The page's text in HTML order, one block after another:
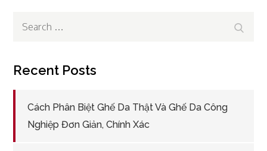
Search
Recent Posts
Cách Phân Biệt Ghế Da Thật Và Ghế Da Công
Nghiệp Đơn Giản, Chính Xác